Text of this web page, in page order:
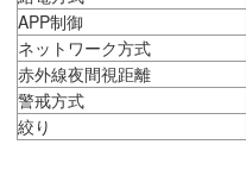
APP制御
ネットワーク方式
赤外線夜間視距離
警戒方式
絞り